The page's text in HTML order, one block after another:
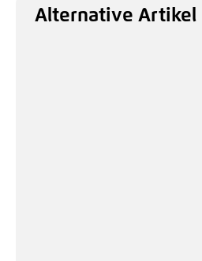
Alternative Artikel